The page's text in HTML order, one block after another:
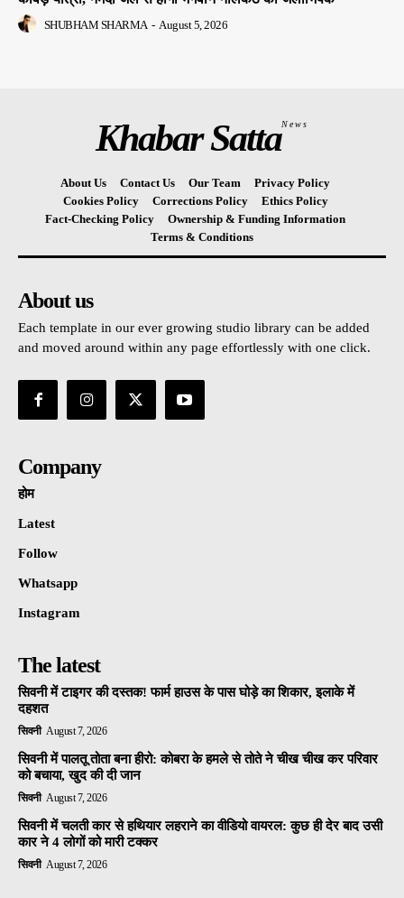
SHUBHAM SHARMA - August 5, 2026
Khabar SattaNews
About Us Contact Us Our Team
Privacy Policy
Cookies Policy
Corrections Policy
Ethics Policy
Fact-Checking Policy
Ownership & Funding Information
Terms & Conditions
About us
Each template in our ever growing studio library can be added
and moved around within any page effortlessly with one click.
Company
होम
Latest
Follow
Whatsapp
Instagram
The latest
सिवनी में टाइगर की दस्तक! फार्म हाउस के पास घोड़े का शिकार, इलाके में
दहशत
सिवनी August 7, 2026
सिवनी में पालतू तोता बना हीरो: कोबरा के हमले से तोते ने चीख चीख कर परिवार
को बचाया, खुद की दी जान
सिवनी August 7, 2026
सिवनी में चलती कार से हथियार लहराने का वीडियो वायरल: कुछ ही देर बाद उसी
कार ने 4 लोगों को मारी टक्कर
सिवनी August 7, 2026